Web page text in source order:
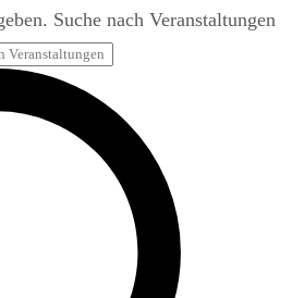
Suche nach Veranstaltungen